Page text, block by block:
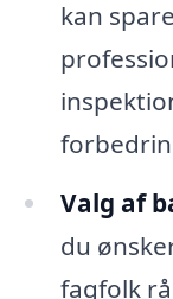
kan
Valg af
du
fagfolk